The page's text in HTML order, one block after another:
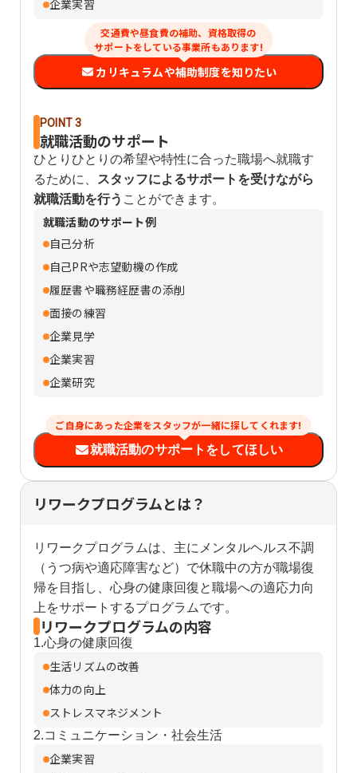
企業実習
交通費や昼食費の補助、資格取得の
サポートをしている事業所もあります!
カリキュラムや補助制度を知りたい
POINT 3
就職活動のサポート
ひとりひとりの希望や特性に合った職場へ就職す
るために、
スタッフによるサポートを受けながら
就職活動を行う ことができます。
就職活動のサポート例
自己分析
自己PRや志望動機の作成
履歴書や職務経歴書の添削
面接の練習
企業見学
企業実習
企業研究
ご自身にあった企業をスタッフが一緒に探してくれます!
就職活動のサポートをしてほしい
リワークプログラムとは？
リワークプログラムは、主にメンタルヘルス不調
（うつ病や適応障害など）で休職中の方が職場復
帰を目指し、心身の健康回復と職場への適応力向
上をサポートするプログラムです。
リワークプログラムの内容
1.心身の健康回復
生活リズムの改善
体力の向上
ストレスマネジメント
2.コミュニケーション・社会生活
企業実習